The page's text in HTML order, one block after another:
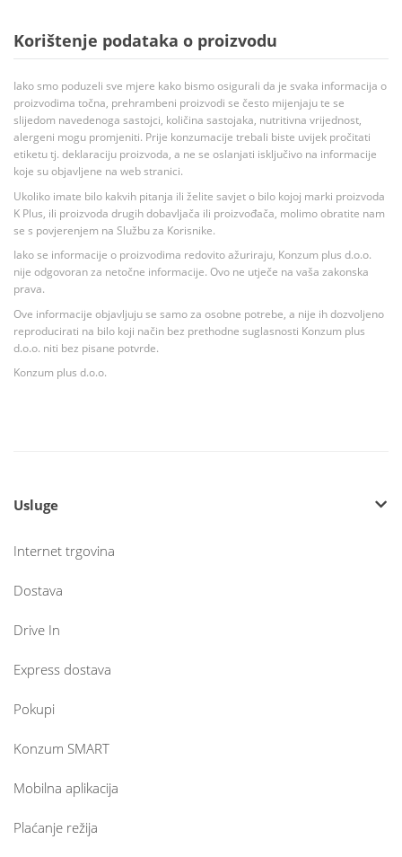
Korištenje podataka o proizvodu
Iako smo poduzeli sve mjere kako bismo osigurali da je svaka informacija o
proizvodima točna, prehrambeni proizvodi se često mijenjaju te se
slijedom navedenoga sastojci, količina sastojaka, nutritivna vrijednost,
alergeni mogu promjeniti. Prije konzumacije trebali biste uvijek pročitati
etiketu tj. deklaraciju proizvoda, a ne se oslanjati isključivo na informacije
koje su objavljene na web stranici.
Ukoliko imate bilo kakvih pitanja ili želite savjet o bilo kojoj marki proizvoda
K Plus, ili proizvoda drugih dobavljača ili proizvođača, molimo obratite nam
se s povjerenjem na Službu za Korisnike.
Iako se informacije o proizvodima redovito ažuriraju, Konzum plus d.o.o.
nije odgovoran za netočne informacije. Ovo ne utječe na vaša zakonska
prava.
Ove informacije objavljuju se samo za osobne potrebe, a nije ih dozvoljeno
reproducirati na bilo koji način bez prethodne suglasnosti Konzum plus
d.o.o. niti bez pisane potvrde.
Konzum plus d.o.o.
Usluge
Internet trgovina
Dostava
Drive In
Express dostava
Pokupi
Konzum SMART
Mobilna aplikacija
Plaćanje režija